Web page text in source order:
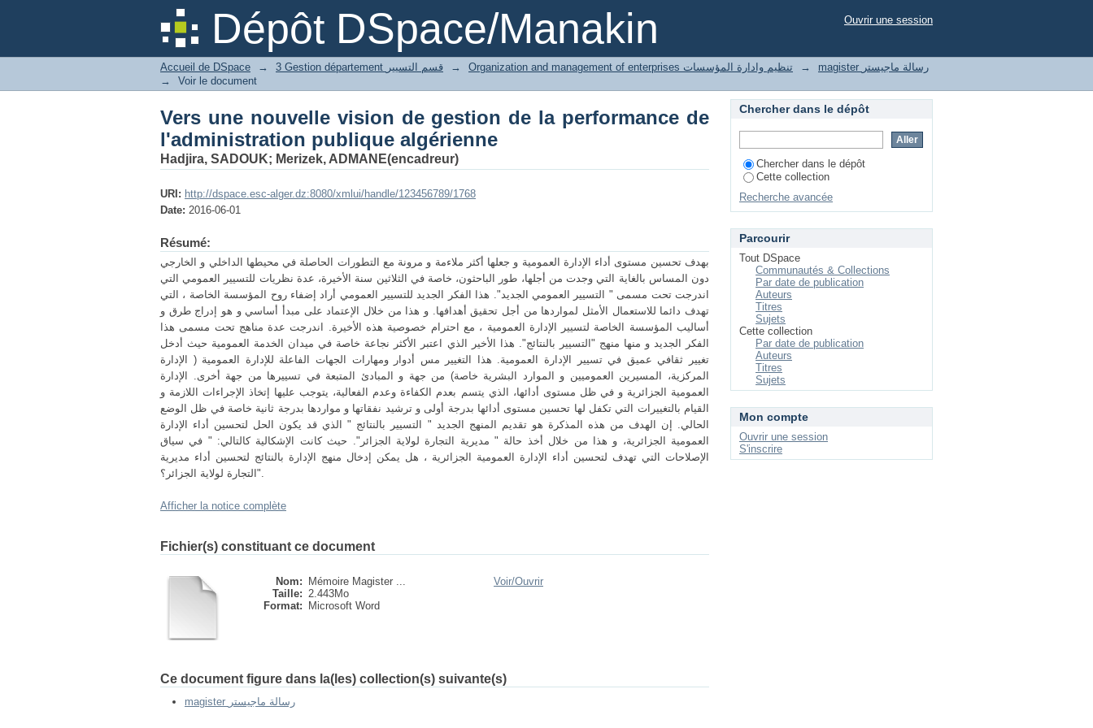
Dépôt DSpace/Manakin
Vers une nouvelle vision de gestion de la performance de l'administration
publique algérienne
Ouvrir une session
Accueil de DSpace → 3 Gestion département قسم التسيير → Organization and management of enterprises تنظيم وادارة المؤسسات →
magister رسالة ماجيستر
→
Voir le document
Vers une nouvelle vision de gestion de la performance de
l'administration publique algérienne
Hadjira, SADOUK; Merizek, ADMANE(encadreur)
URI: http://dspace.esc-alger.dz:8080/xmlui/handle/123456789/1768
Date: 2016-06-01
Résumé:
بهدف تحسين مستوى أداء الإدارة العمومية و جعلها أكثر ملاءمة و مرونة مع التطورات الحاصلة في محيطها الداخلي و الخارجي
دون المساس بالغاية التي وجدت من أجلها، طور الباحثون، خاصة في الثلاثين سنة الأخيرة، عدة نظريات للتسيير العمومي التي
اندرجت تحت مسمى " التسيير العمومي الجديد". هذا الفكر الجديد للتسيير العمومي أراد إضفاء روح المؤسسة الخاصة ، التي
تهدف دائما للاستعمال الأمثل لمواردها من أجل تحقيق أهدافها. و هذا من خلال الإعتماد على مبدأ أساسي و هو إدراج طرق و
أساليب المؤسسة الخاصة لتسيير الإدارة العمومية ، مع احترام خصوصية هذه الأخيرة. اندرجت عدة مناهج تحت مسمى هذا
الفكر الجديد و منها منهج "التسيير بالنتائج". هذا الأخير الذي اعتبر الأكثر نجاعة خاصة في ميدان الخدمة العمومية حيث أدخل
تغيير ثقافي عميق في تسيير الإدارة العمومية. هذا التغيير مس أدوار ومهارات الجهات الفاعلة للإدارة العمومية ( الإدارة
المركزية، المسيرين العموميين و الموارد البشرية خاصة) من جهة و المبادئ المتبعة في تسييرها من جهة أخرى. الإدارة
العمومية الجزائرية و في ظل مستوى أدائها، الذي يتسم بعدم الكفاءة وعدم الفعالية، يتوجب عليها إتخاذ الإجراءات اللازمة و
القيام بالتغييرات التي تكفل لها تحسين مستوى أدائها بدرجة أولى و ترشيد نفقاتها و مواردها بدرجة ثانية خاصة في ظل الوضع
الحالي. إن الهدف من هذه المذكرة هو تقديم المنهج الجديد " التسيير بالنتائج " الذي قد يكون الحل لتحسين أداء الإدارة
العمومية الجزائرية، و هذا من خلال أخذ حالة " مديرية التجارة لولاية الجزائر". حيث كانت الإشكالية كالتالي: " في سياق
الإصلاحات التي تهدف لتحسين أداء الإدارة العمومية الجزائرية ، هل يمكن إدخال منهج الإدارة بالنتائج لتحسين أداء مديرية
التجارة لولاية الجزائر؟".
Afficher la notice complète
Fichier(s) constituant ce document
Nom:
Mémoire Magister ...
Taille: 2.443Mo
Format:
Microsoft Word
Voir/Ouvrir
Ce document figure dans la(les) collection(s) suivante(s)
magister رسالة ماجيستر
Chercher dans le dépôt
Chercher dans le dépôt
Cette collection
Recherche avancée
Parcourir
Tout DSpace
Communautés & Collections
Par date de publication
Auteurs
Titres
Sujets
Cette collection
Par date de publication
Auteurs
Titres
Sujets
Mon compte
Ouvrir une session
S'inscrire